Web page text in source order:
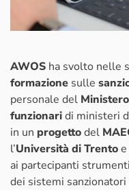
AWOS ha svolto nelle
formazione sulle
personale del
funzionaridi ministeri
in un progettodel
l’Università di Trentoe
ai partecipanti
dei sistemi